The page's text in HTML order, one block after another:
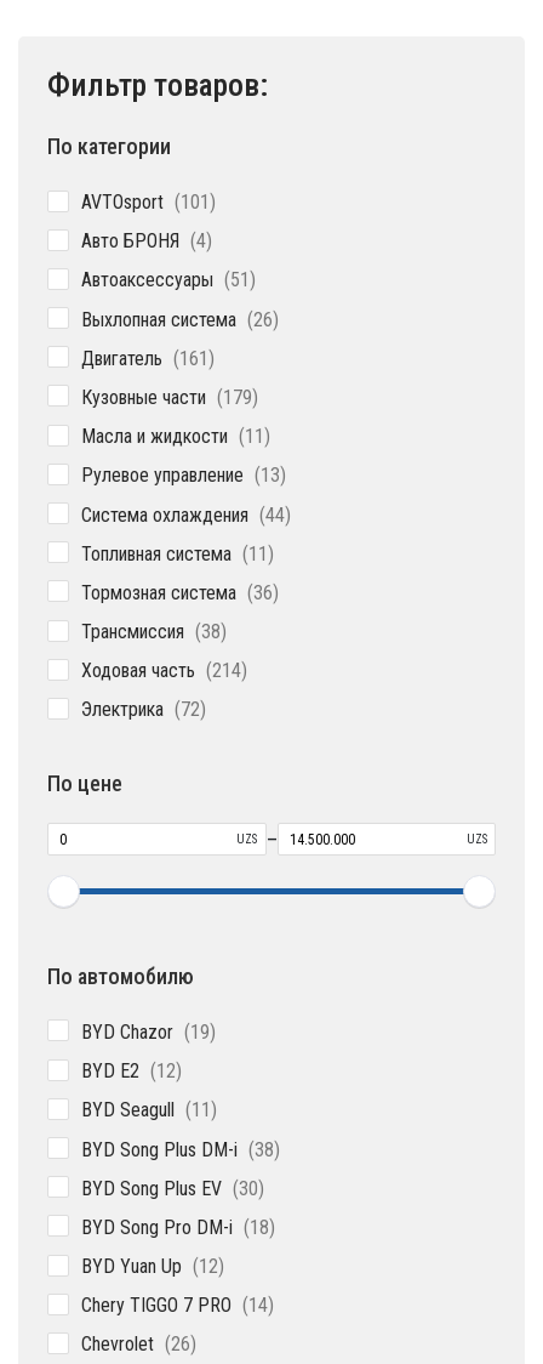
Фильтр товаров:
По категории
AVTOsport 101101
Авто БРОНЯ 44
Автоаксессуары 51 51
Выхлопная система 2626
Двигатель 161161
Кузовные части 179179
Масла и жидкости 1111
Рулевое управление 1313
Система охлаждения 4444
Топливная система 1111
Тормозная система 3636
Трансмиссия 3838
Ходовая часть 214214
Электрика 7272
По цене
UZS – UZS
По автомобилю
BYD Chazor 1919
BYD E2 1212
BYD Seagull 11 11
BYD Song Plus DM-i 3838
BYD Song Plus EV 3030
BYD Song Pro DM-i 1818
BYD Yuan Up 1212
Chery TIGGO 7 PRO 1414
Chevrolet 2626